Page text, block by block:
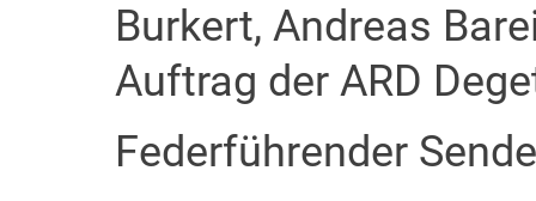
Burkert, Andreas
Auftrag der ARD
Federführender